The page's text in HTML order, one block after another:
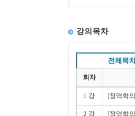
강의목차
전체목
회차
1 강 [정역학
2 강 [정역학